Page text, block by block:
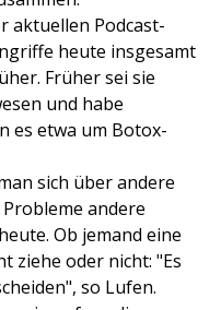
aktuellen Podcast-
heute insgesamt
Früher sei sie
und habe
es etwa um Botox-
sich über andere
andere
Ob jemand eine
ziehe oder nicht: "Es
so Lufen.